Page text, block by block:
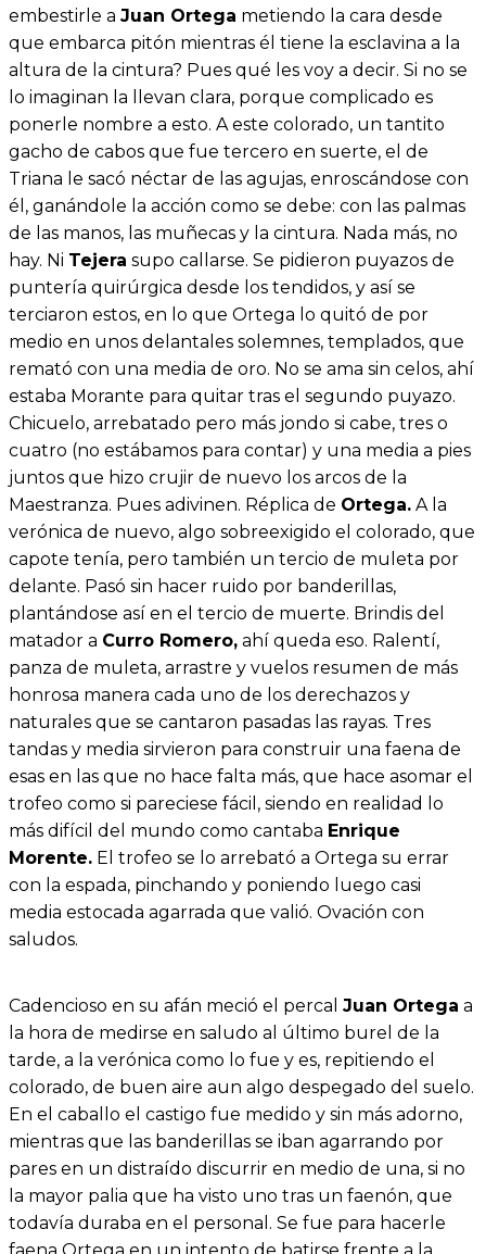
embestirle a Juan Ortega metiendo la cara desde
que embarca pitón mientras él tiene la esclavina a la
altura de la cintura? Pues qué les voy a decir. Si no se
lo imaginan la llevan clara, porque complicado es
ponerle nombre a esto. A este colorado, un tantito
gacho de cabos que fue tercero en suerte, el de
Triana le sacó néctar de las agujas, enroscándose con
él, ganándole la acción como se debe: con las palmas
de las manos, las muñecas y la cintura. Nada más, no
hay. Ni Tejera supo callarse. Se pidieron puyazos de
puntería quirúrgica desde los tendidos, y así se
terciaron estos, en lo que Ortega lo quitó de por
medio en unos delantales solemnes, templados, que
remató con una media de oro. No se ama sin celos, ahí
estaba Morante para quitar tras el segundo puyazo.
Chicuelo, arrebatado pero más jondo si cabe, tres o
cuatro (no estábamos para contar) y una media a pies
juntos que hizo crujir de nuevo los arcos de la
Maestranza. Pues adivinen. Réplica de Ortega. A la
verónica de nuevo, algo sobreexigido el colorado, que
capote tenía, pero también un tercio de muleta por
delante. Pasó sin hacer ruido por banderillas,
plantándose así en el tercio de muerte. Brindis del
matador a Curro Romero, ahí queda eso. Ralentí,
panza de muleta, arrastre y vuelos resumen de más
honrosa manera cada uno de los derechazos y
naturales que se cantaron pasadas las rayas. Tres
tandas y media sirvieron para construir una faena de
esas en las que no hace falta más, que hace asomar el
trofeo como si pareciese fácil, siendo en realidad lo
más difícil del mundo como cantaba Enrique
Morente. El trofeo se lo arrebató a Ortega su errar
con la espada, pinchando y poniendo luego casi
media estocada agarrada que valió. Ovación con
saludos.
Cadencioso en su afán meció el percal Juan Ortega a
la hora de medirse en saludo al último burel de la
tarde, a la verónica como lo fue y es, repitiendo el
colorado, de buen aire aun algo despegado del suelo.
En el caballo el castigo fue medido y sin más adorno,
mientras que las banderillas se iban agarrando por
pares en un distraído discurrir en medio de una, si no
la mayor palia que ha visto uno tras un faenón, que
todavía duraba en el personal. Se fue para hacerle
faena Ortega en un intento de batirse frente a la